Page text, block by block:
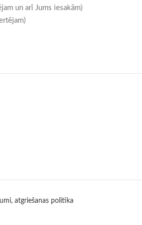
un arī Jums iesakām)
atgriešanas politika